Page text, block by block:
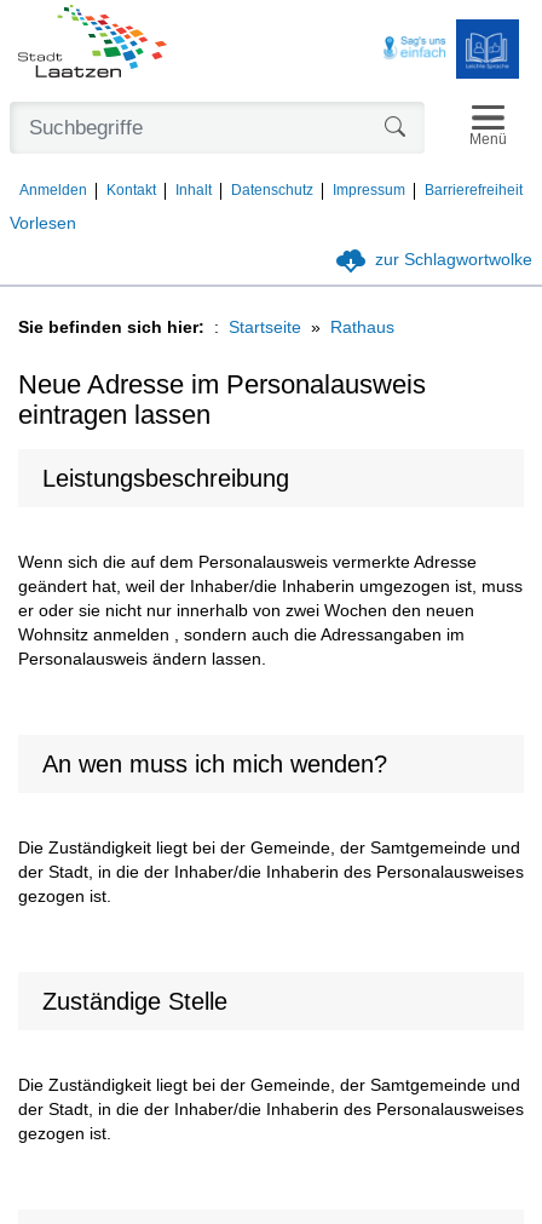
Vorlesen
Anmelden Kontakt Inhalt Datenschutz Impressum Barrierefreiheit
Menü
zur Schlagwortwolke
Sie befinden sich hier: Startseite Rathaus
Neue Adresse im Personalausweis
eintragen lassen
Leistungsbeschreibung
Wenn sich die auf dem Personalausweis vermerkte Adresse
geändert hat, weil der Inhaber/die Inhaberin umgezogen ist, muss
er oder sie nicht nur innerhalb von zwei Wochen den neuen
Wohnsitz anmelden , sondern auch die Adressangaben im
Personalausweis ändern lassen.
An wen muss ich mich wenden?
Die Zuständigkeit liegt bei der Gemeinde, der Samtgemeinde und
der Stadt, in die der Inhaber/die Inhaberin des Personalausweises
gezogen ist.
Zuständige Stelle
Die Zuständigkeit liegt bei der Gemeinde, der Samtgemeinde und
der Stadt, in die der Inhaber/die Inhaberin des Personalausweises
gezogen ist.